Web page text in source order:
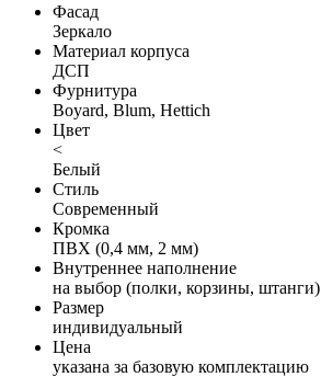
Фасад
Зеркало
Материал корпуса
ДСП
Фурнитура
Boyard, Blum, Hettich
Цвет
<
Белый
Стиль
Современный
Кромка
ПВХ (0,4 мм, 2 мм)
Внутреннее наполнение
на выбор (полки, корзины, штанги)
Размер
индивидуальный
Цена
указана за базовую комплектацию